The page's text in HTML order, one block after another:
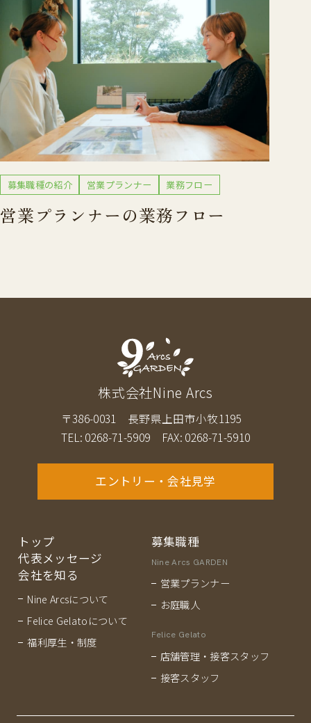
募集職種の紹介 営業プランナー 業務フロー
営業プランナーの業務フロー
株式会社Nine Arcs
〒386-0031 長野県上田市小牧1195
TEL: 0268-71-5909 FAX: 0268-71-5910
エントリー・会社見学
トップ
代表メッセージ
会社を知る
Nine Arcsについて
Felice Gelatoについて
福利厚生・制度
募集職種
Nine Arcs GARDEN
営業プランナー
お庭職人
Felice Gelato
店舗管理・接客スタッフ
接客スタッフ